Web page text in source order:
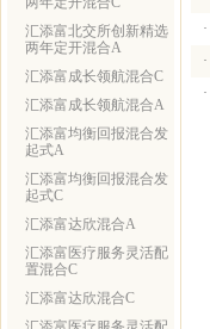
汇添富北交所创新精选
两年定开混合A
汇添富成长领航混合C
汇添富成长领航混合A
汇添富均衡回报混合发
起式A
汇添富均衡回报混合发
起式C
汇添富达欣混合A
汇添富医疗服务灵活配
置混合C
汇添富达欣混合C
·
·
·